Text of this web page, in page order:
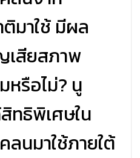
มาใช้ มีผล
เสียสภาพ
หรือไม่? นู
ทธิพิเศษใน
ลนมาใช้ภายใต้